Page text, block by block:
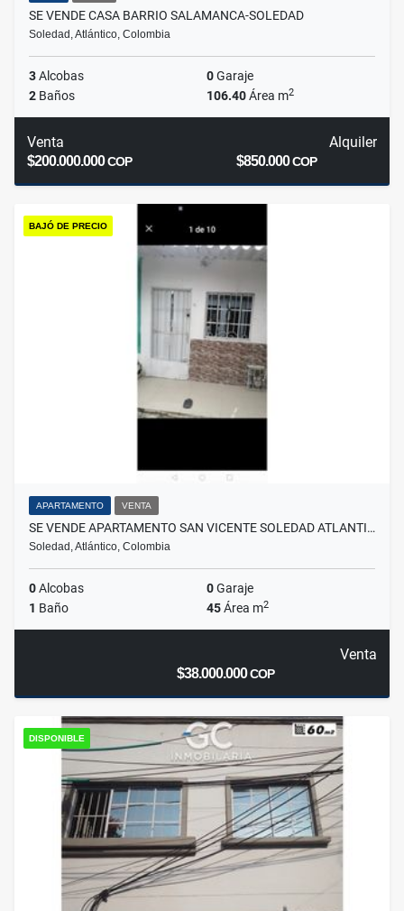
SE VENDE CASA BARRIO SALAMANCA-SOLEDAD
Soledad, Atlántico, Colombia
3Alcobas 0Garaje
2 Baños 106.40Área m2
Venta
$200.000.000COP
Alquiler
$850.000COP
BAJÓ DE PRECIO
APARTAMENTO VENTA
SE VENDE APARTAMENTO SAN VICENTE SOLEDAD ATLANTI…
Soledad, Atlántico, Colombia
0Alcobas 0Garaje
1 Baño 45Área m2
Venta
$38.000.000COP
DISPONIBLE